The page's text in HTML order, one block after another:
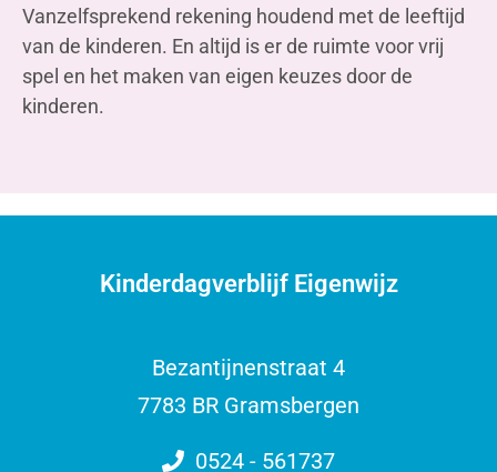
Vanzelfsprekend rekening houdend met de leeftijd
van de kinderen. En altijd is er de ruimte voor vrij
spel en het maken van eigen keuzes door de
kinderen.
Kinderdagverblijf Eigenwijz
Bezantijnenstraat 4
7783 BR Gramsbergen
0524 - 561737